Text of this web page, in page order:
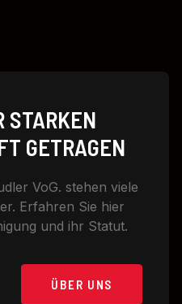
STARKEN
GETRAGEN
VoG. stehen viele
Erfahren Sie hier
und ihr Statut.
ÜBER UNS